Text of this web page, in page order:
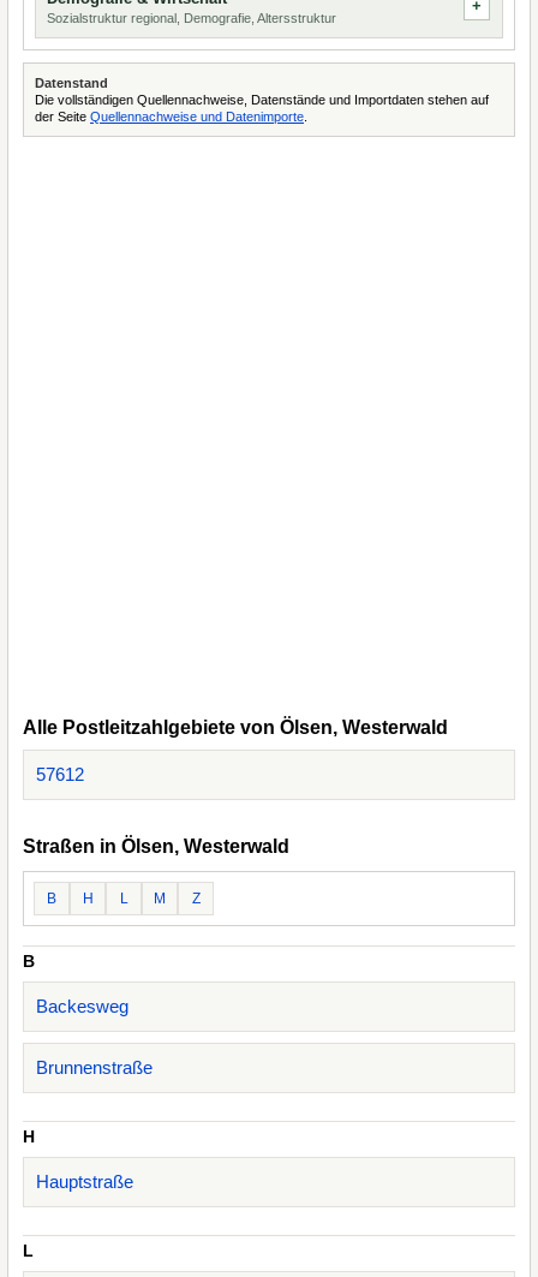
Sozialstruktur regional, Demografie, Altersstruktur
Datenstand
Die vollständigen Quellennachweise, Datenstände und Importdaten stehen auf
der Seite Quellennachweise und Datenimporte
Alle Postleitzahlgebiete von Ölsen, Westerwald
57612
Straßen in Ölsen, Westerwald
B H L M Z
B
Backesweg
Brunnenstraße
H
Hauptstraße
L